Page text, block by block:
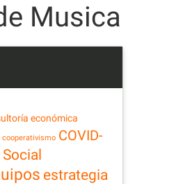
Musica
económica
cooperativismo COVID-
estrategia